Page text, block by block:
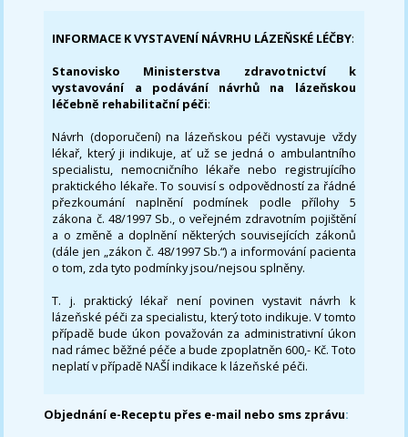
INFORMACE K VYSTAVENÍ NÁVRHU LÁZEŇSKÉ LÉČBY:
Stanovisko Ministerstva zdravotnictví k
vystavování a podávání návrhů na lázeňskou
léčebně rehabilitační péči:
Návrh (doporučení) na lázeňskou péči vystavuje vždy
lékař, který ji indikuje, ať už se jedná o ambulantního
specialistu, nemocničního lékaře nebo registrujícího
praktického lékaře. To souvisí s odpovědností za řádné
přezkoumání naplnění podmínek podle přílohy 5
zákona č. 48/1997 Sb., o veřejném zdravotním pojištění
a o změně a doplnění některých souvisejících zákonů
(dále jen „zákon č. 48/1997 Sb.“) a informování pacienta
o tom, zda tyto podmínky jsou/nejsou splněny.
T. j. praktický lékař není povinen vystavit návrh k
lázeňské péči za specialistu, který toto indikuje. V tomto
případě bude úkon považován za administrativní úkon
nad rámec běžné péče a bude zpoplatněn 600,- Kč. Toto
neplatí v případě NAŠÍ indikace k lázeňské péči.
Objednání e-Receptu přes e-mail nebo sms zprávu: